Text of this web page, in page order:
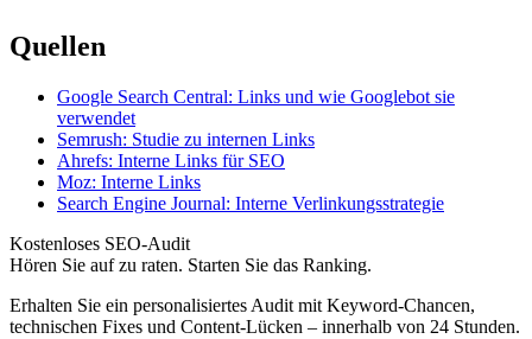
Quellen
Google Search Central: Links und wie Googlebot sie
verwendet
Semrush: Studie zu internen Links
Ahrefs: Interne Links für SEO
Moz: Interne Links
Search Engine Journal: Interne Verlinkungsstrategie
Kostenloses SEO-Audit
Hören Sie auf zu raten. Starten Sie das Ranking.
Erhalten Sie ein personalisiertes Audit mit Keyword-Chancen,
technischen Fixes und Content-Lücken – innerhalb von 24 Stunden.